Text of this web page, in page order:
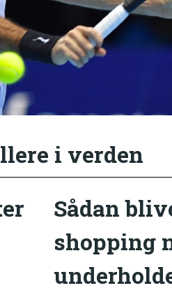
i verden
Sådan
shopping